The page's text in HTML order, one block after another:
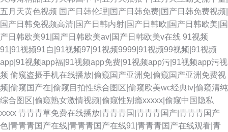
五月天黄色视频 国产日韩伦理|国产日韩免费|国产日韩免费视频|
国产日韩免视频高清|国产日韩内射|国产日韩欧|国产日韩欧美|国
产日韩欧美91|国产日韩欧美av|国产日韩欧美v在线 91视频
91|91视频91自|91视频97|91视频9999|91视频99视频|91视频
app|91视频app福|91视频app免费|91视频app污|91视频app污视
频 偷窥盗摄手机在线播放|偷窥国产亚洲免|偷窥国产亚洲免费视
频|偷窥国产在|偷窥目拍性综合图区|偷窥欧美wc经典tv|偷窥清纯
综合图区|偷窥熟女激情视频|偷窥性别瘾xxxxx|偷窥中国隐私
xxxx 青青青草免费在线播放|青青青国|青青青国产|青青青国产
色|青青青国产在线|青青青国产在线91|青青青国产在线观看|青